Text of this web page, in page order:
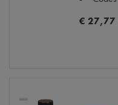
€ 27,77